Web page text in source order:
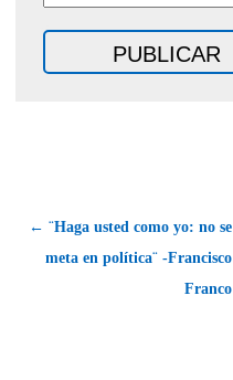
← ¨Haga usted como yo: no se
meta en política¨ -Francisco
Franco